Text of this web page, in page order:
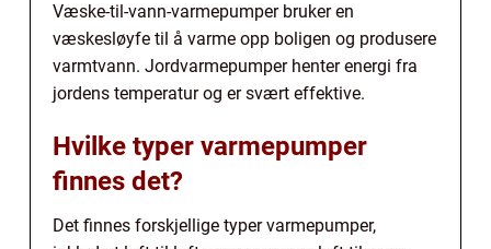
Væske-til-vann-varmepumper bruker en
væskesløyfe til å varme opp boligen og produsere
varmtvann. Jordvarmepumper henter energi fra
jordens temperatur og er svært effektive.
Hvilke typer varmepumper
finnes det?
Det finnes forskjellige typer varmepumper,